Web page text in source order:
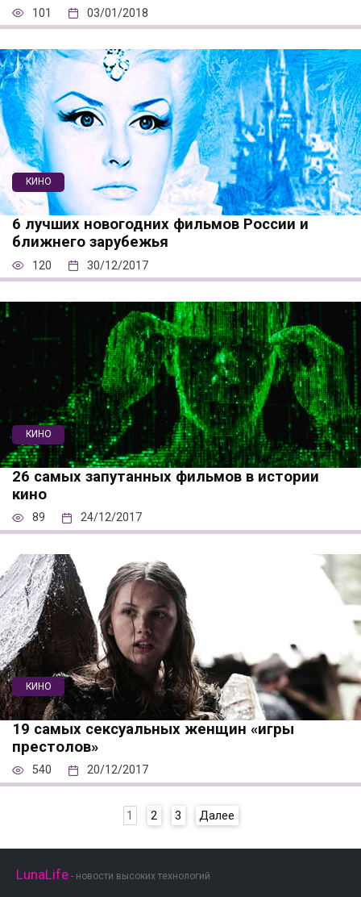
101 03/01/2018
КИНО
6 лучших новогодних фильмов России и
ближнего зарубежья
120 30/12/2017
КИНО
26 самых запутанных фильмов в истории
кино
89 24/12/2017
КИНО
19 самых сексуальных женщин «игры
престолов»
540 20/12/2017
1 2 3 Далее
LunaLife - новости высоких технологий